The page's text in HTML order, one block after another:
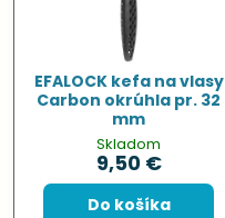
EFALOCK kefa na vlasy
Carbon okrúhla pr. 32
mm
Skladom
9,50 €
Do košíka